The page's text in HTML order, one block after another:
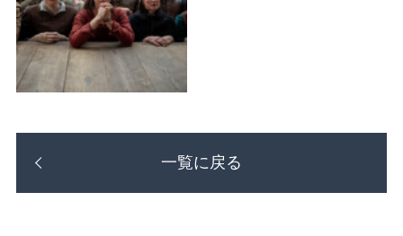
一覧に戻る